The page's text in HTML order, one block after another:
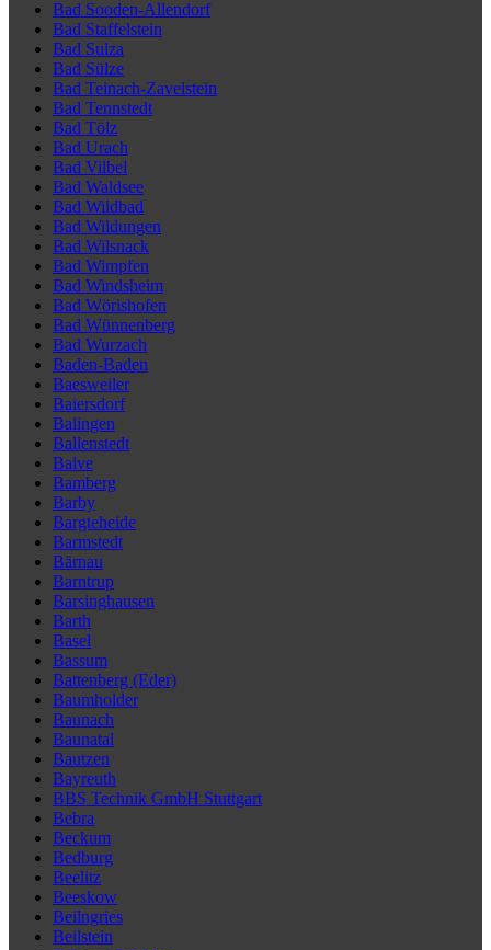
Bad Sooden-Allendorf
Bad Staffelstein
Bad Sulza
Bad Sülze
Bad Teinach-Zavelstein
Bad Tennstedt
Bad Tölz
Bad Urach
Bad Vilbel
Bad Waldsee
Bad Wildbad
Bad Wildungen
Bad Wilsnack
Bad Wimpfen
Bad Windsheim
Bad Wörishofen
Bad Wünnenberg
Bad Wurzach
Baden-Baden
Baesweiler
Baiersdorf
Balingen
Ballenstedt
Balve
Bamberg
Barby
Bargteheide
Barmstedt
Bärnau
Barntrup
Barsinghausen
Barth
Basel
Bassum
Battenberg (Eder)
Baumholder
Baunach
Baunatal
Bautzen
Bayreuth
BBS Technik GmbH Stuttgart
Bebra
Beckum
Bedburg
Beelitz
Beeskow
Beilngries
Beilstein